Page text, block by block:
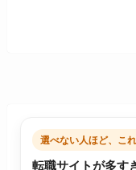
選べない人ほど、こ
転職サイトが多す